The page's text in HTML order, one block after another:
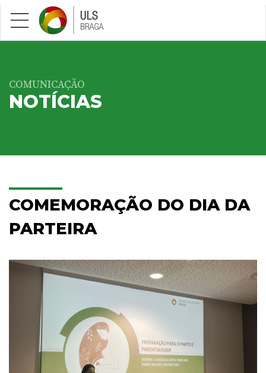
Saltar para conteúdo principal
COMUNICAÇÃO
NOTÍCIAS
COMEMORAÇÃO DO DIA DA
PARTEIRA